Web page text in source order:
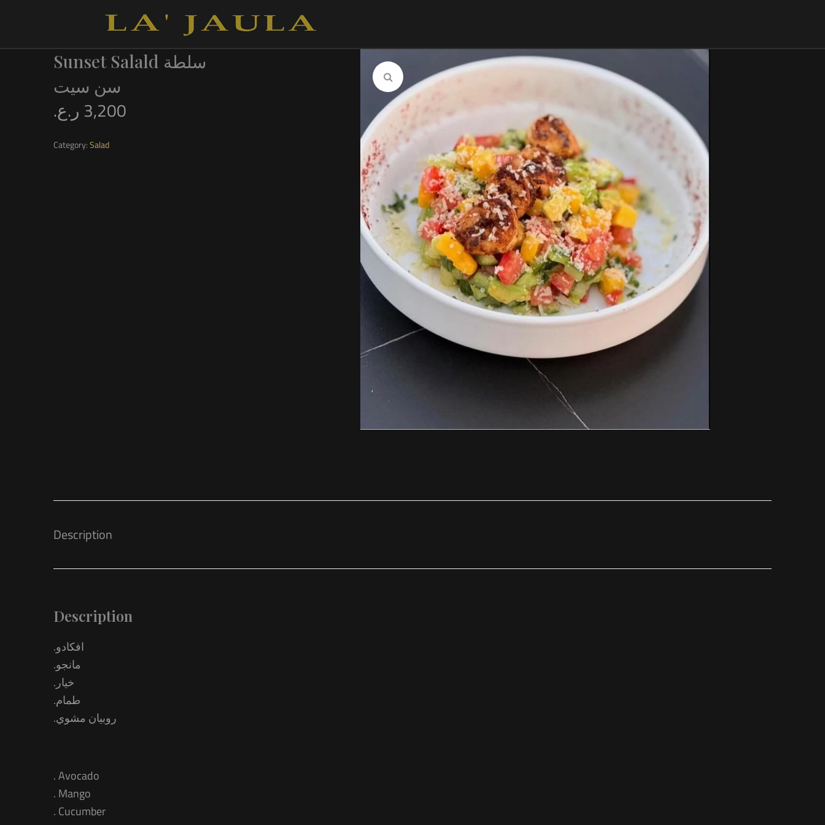
Sunset Salald سلطة
سن سيت
3,200 ر.ع.
Category:Salad
Description
Description
.افكادو
.مانجو
.خيار
.طمام
.روبيان مشوي
. Avocado
. Mango
. Cucumber